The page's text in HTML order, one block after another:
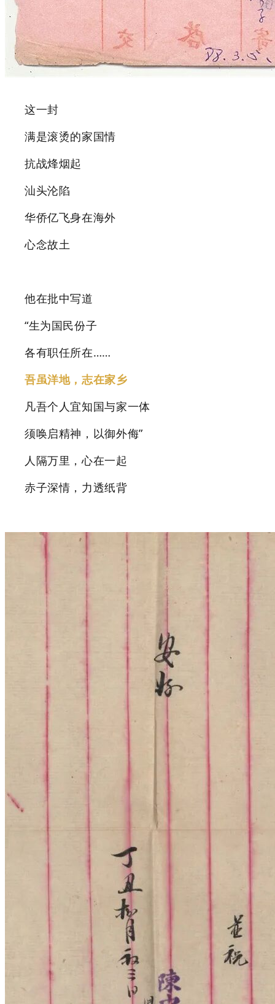
这一封
满是滚烫的家国情
抗战烽烟起
汕头沦陷
华侨亿飞身在海外
心念故土
他在批中写道
“生为国民份子
各有职任所在……
吾虽洋地，志在家乡
凡吾个人宜知国与家一体
须唤启精神，以御外侮”
人隔万里，心在一起
赤子深情，力透纸背